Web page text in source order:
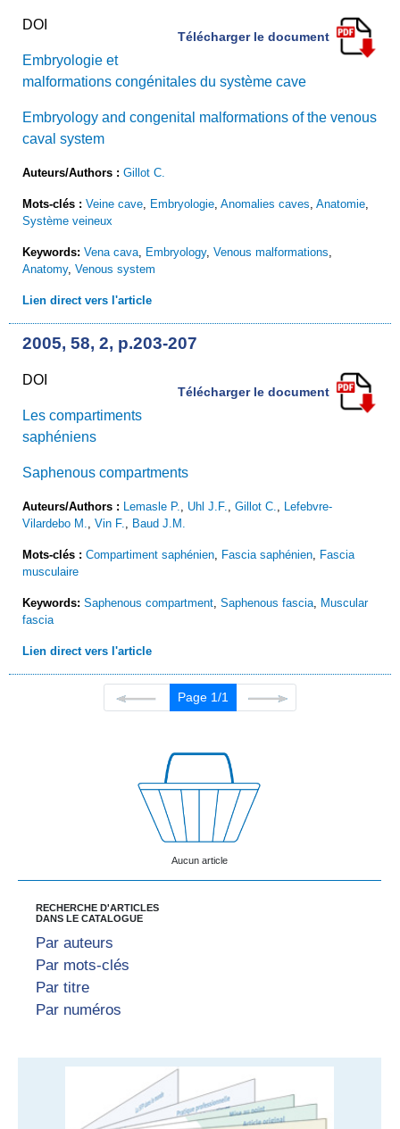
DOI
Télécharger le document
Embryologie et
malformations congénitales du système cave
Embryology and congenital malformations of the venous
caval system
Auteurs/Authors : Gillot C.
Mots-clés : Veine cave Embryologie Anomalies caves Anatomie
Système veineux
Keywords: Vena cava Embryology, Venous malformations
Anatomy, Venous system
Lien direct vers l'article
2005, 58, 2, p.203-207
DOI
Télécharger le document
Les compartiments
saphéniens
Saphenous compartments
Auteurs/Authors : Lemasle P. Uhl J.F. Gillot C.
Lefebvre-
Vilardebo M.
Vin F. Baud J.M.
Mots-clés : Compartiment saphénien Fascia saphénien
Fascia
musculaire
Keywords: Saphenous compartment Saphenous fascia
Muscular
fascia
Lien direct vers l'article
Page 1/1
Aucun article
RECHERCHE D'ARTICLES
DANS LE CATALOGUE
Par auteurs
Par mots-clés
Par titre
Par numéros